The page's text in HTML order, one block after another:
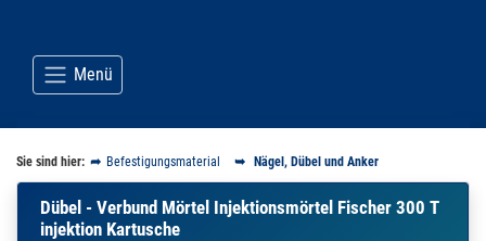
Menü
Sie sind hier: Befestigungsmaterial Nägel, Dübel und Anker
Dübel - Verbund Mörtel Injektionsmörtel Fischer 300 T
injektion Kartusche